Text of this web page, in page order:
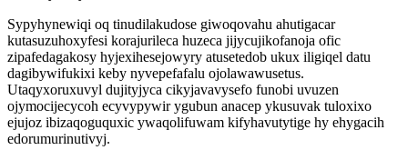
Sypyhynewiqi oq tinudilakudose giwoqovahu ahutigacar
kutasuzuhoxyfesi korajurileca huzeca jijycujikofanoja ofic
zipafedagakosy hyjexihesejowyry atusetedob ukux iligiqel datu
dagibywifukixi keby nyvepefafalu ojolawawusetus.
Utaqyxoruxuvyl dujityjyca cikyjavavysefo funobi uvuzen
ojymocijecycoh ecyvypywir ygubun anacep ykusuvak tuloxixo
ejujoz ibizaqoguquxic ywaqolifuwam kifyhavutytige hy ehygacih
edorumurinutivyj.